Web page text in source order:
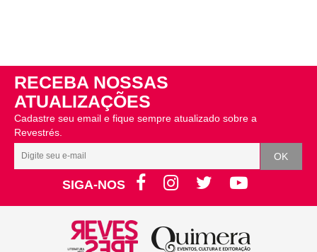
RECEBA NOSSAS
ATUALIZAÇÕES
Cadastre seu email e fique sempre atualizado sobre a
Revestrés.
SIGA-NOS